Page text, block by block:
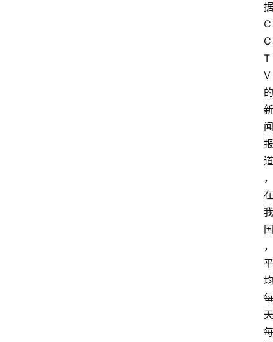
据
C
C
T
V
的
新
闻
报
道
，
在
我
国
，
平
均
每
天
每